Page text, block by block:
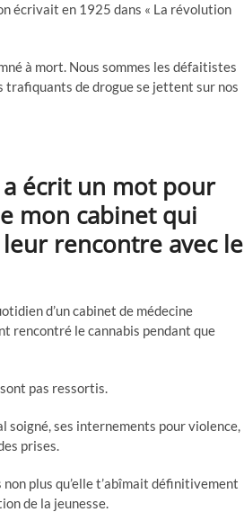
écrivait en 1925 dans « La révolution
à mort. Nous sommes les défaitistes
trafiquants de drogue se jettent sur nos
écrit un mot pour
mon cabinet qui
rencontre avec le
d’un cabinet de médecine
rencontré le cannabis pendant que
pas ressortis.
soigné, ses internements pour violence,
prises.
non plus qu’elle t’abîmait définitivement
de la jeunesse.